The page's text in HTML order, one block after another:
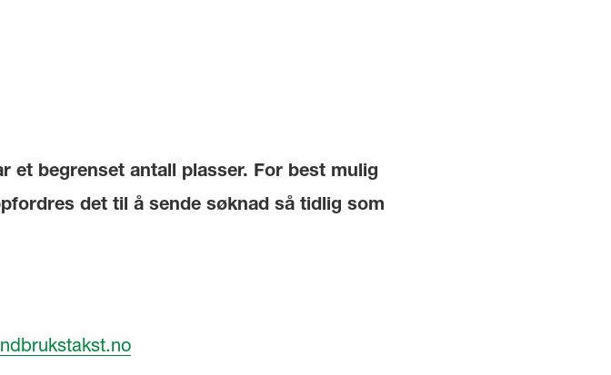
et begrenset antall plasser. For best mulig
det til å sende søknad så tidlig som